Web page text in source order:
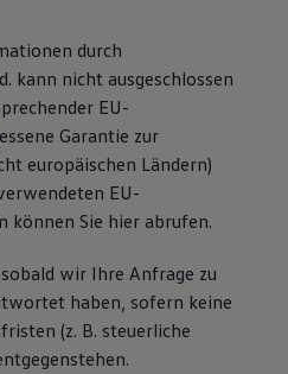
durch
kann nicht ausgeschlossen
EU-
Garantie zur
europäischen Ländern)
EU-
können Sie hier abrufen.
wir Ihre Anfrage zu
haben, sofern keine
(z. B. steuerliche